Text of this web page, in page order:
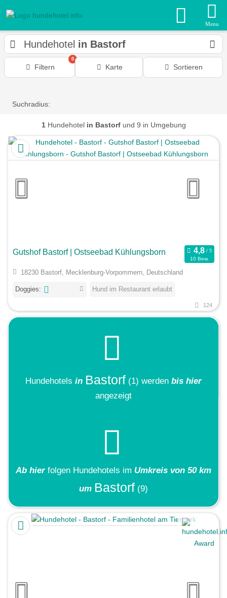
Menu
Hundehotel in Bastorf
Filtern
0
Karte Sortieren
Suchradius:
1Hundehotel in Bastorfund 9 in Umgebung
Gutshof Bastorf | Ostseebad Kühlungsborn
10 Bew.
18230 Bastorf, Mecklenburg-Vorpommern, Deutschland
Doggies: Hund im Restaurant erlaubt
124
Hundehotels in Bastorf (1) werden bis hier
angezeigt
Ab hier folgen Hundehotels im Umkreis von 50 km
um Bastorf (9)